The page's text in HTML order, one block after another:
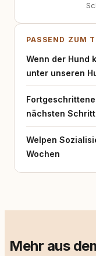
PASSEND ZUM
Wenn der Hund
unter unseren
nächsten
Welpen
Wochen
Mehr aus